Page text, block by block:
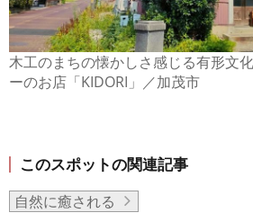
木工のまちの懐かしさ感じる有形文
ーのお店「KIDORI」／加茂市
このスポットの関連記事
自然に癒される